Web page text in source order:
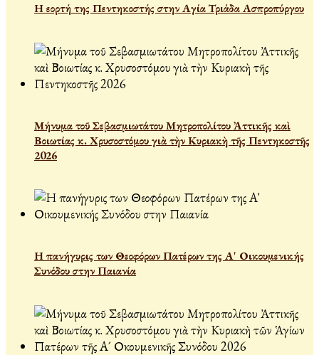
Η εορτή της Πεντηκοστής στην Αγία Τριάδα Ασπροπύργου
Μήνυμα τοῦ Σεβασμιωτάτου Μητροπολίτου Ἀττικῆς καὶ
Βοιωτίας κ. Χρυσοστόμου γιὰ τὴν Κυριακὴ τῆς Πεντηκοστῆς
2026
Η πανήγυρις των Θεοφόρων Πατέρων της Α' Οικουμενικής
Συνόδου στην Παιανία